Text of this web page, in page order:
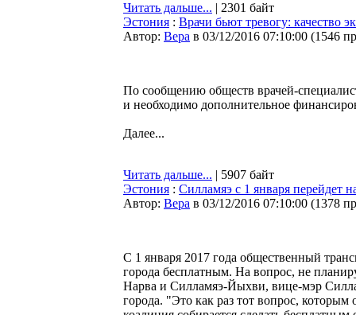
Читать дальше... | 2301 байт
Эстония : Врачи бьют тревогу: качество
Автор: Bepa в 03/12/2016 07:10:00 (1546
По сообщению обществ врачей-
и необходимо дополнительное
Далее...
Читать дальше... | 5907 байт
Эстония : Силламяэ с 1 января перейдет
Автор: Bepa в 03/12/2016 07:10:00 (1378
С 1 января 2017 года общественный
города бесплатным. На вопрос, не
Нарва и Силламяэ-Йыхви, вице-мэр
города. "Это как раз тот вопрос, которым